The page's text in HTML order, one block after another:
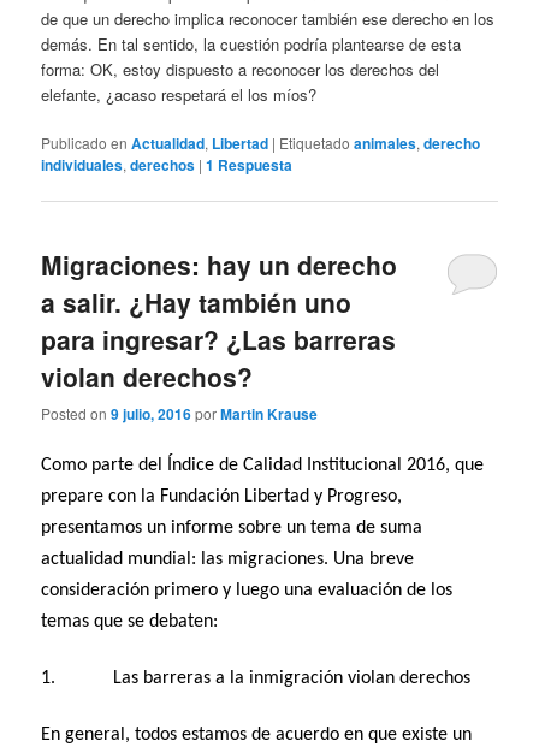
de que un derecho implica reconocer también ese derecho en los
demás. En tal sentido, la cuestión podría plantearse de esta
forma: OK, estoy dispuesto a reconocer los derechos del
elefante, ¿acaso respetará el los míos?
Publicado en Actualidad, Libertad | Etiquetado animales,derecho
individuales,derechos |1 Respuesta
Migraciones: hay un derecho
a salir. ¿Hay también uno
para ingresar? ¿Las barreras
violan derechos?
Posted on9 julio, 2016porMartin Krause
Como parte del Índice de Calidad Institucional 2016, que
prepare con la Fundación Libertad y Progreso,
presentamos un informe sobre un tema de suma
actualidad mundial: las migraciones. Una breve
consideración primero y luego una evaluación de los
temas que se debaten:
1. Las barreras a la inmigración violan derechos
En general, todos estamos de acuerdo en que existe un